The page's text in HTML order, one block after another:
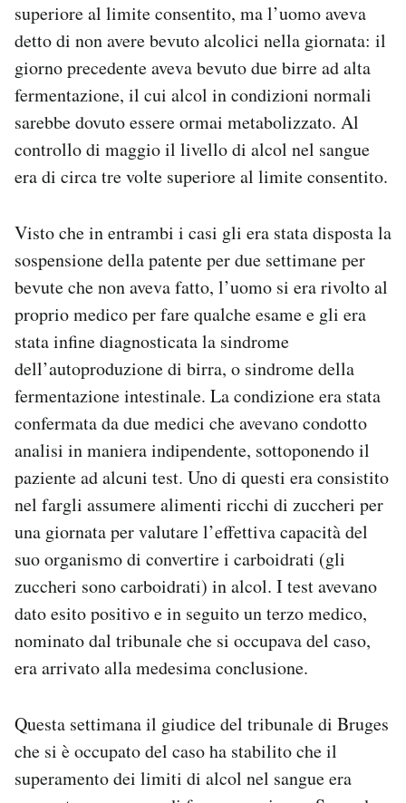
superiore al limite consentito, ma l’uomo aveva
detto di non avere bevuto alcolici nella giornata: il
giorno precedente aveva bevuto due birre ad alta
fermentazione, il cui alcol in condizioni normali
sarebbe dovuto essere ormai metabolizzato. Al
controllo di maggio il livello di alcol nel sangue
era di circa tre volte superiore al limite consentito.
Visto che in entrambi i casi gli era stata disposta la
sospensione della patente per due settimane per
bevute che non aveva fatto, l’uomo si era rivolto al
proprio medico per fare qualche esame e gli era
stata infine diagnosticata la sindrome
dell’autoproduzione di birra, o sindrome della
fermentazione intestinale. La condizione era stata
confermata da due medici che avevano condotto
analisi in maniera indipendente, sottoponendo il
paziente ad alcuni test. Uno di questi era consistito
nel fargli assumere alimenti ricchi di zuccheri per
una giornata per valutare l’effettiva capacità del
suo organismo di convertire i carboidrati (gli
zuccheri sono carboidrati) in alcol. I test avevano
dato esito positivo e in seguito un terzo medico,
nominato dal tribunale che si occupava del caso,
era arrivato alla medesima conclusione.
Questa settimana il giudice del tribunale di Bruges
che si è occupato del caso ha stabilito che il
superamento dei limiti di alcol nel sangue era